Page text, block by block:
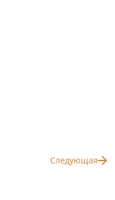
Следующая